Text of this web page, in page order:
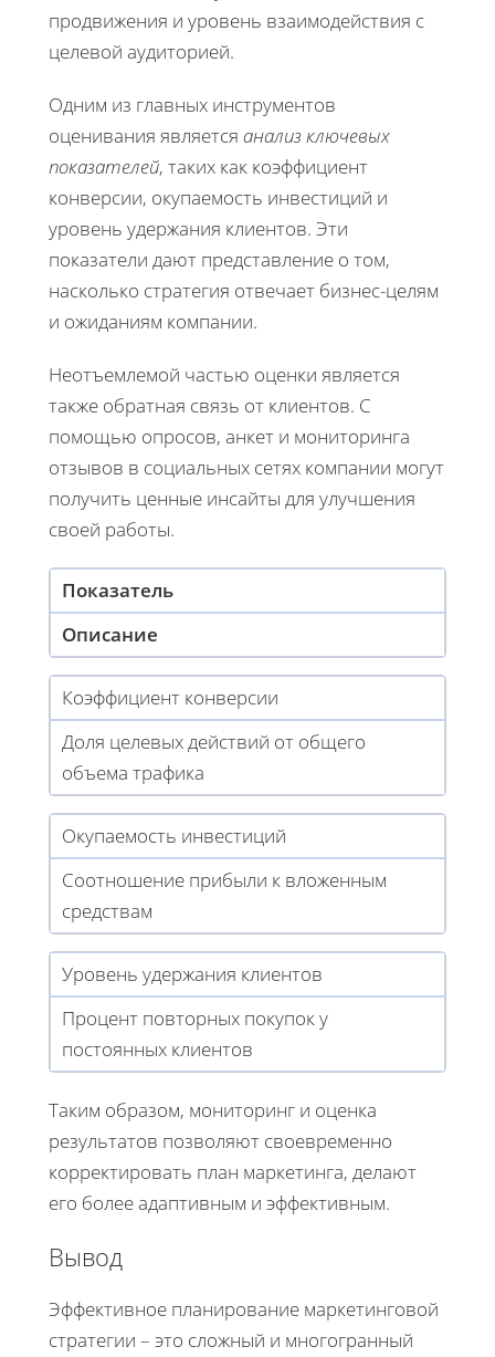
продвижения и уровень взаимодействия с
целевой аудиторией.
Одним из главных инструментов
оценивания является анализ ключевых
показателей, таких как коэффициент
конверсии, окупаемость инвестиций и
уровень удержания клиентов. Эти
показатели дают представление о том,
насколько стратегия отвечает бизнес-целям
и ожиданиям компании.
Неотъемлемой частью оценки является
также обратная связь от клиентов. С
помощью опросов, анкет и мониторинга
отзывов в социальных сетях компании могут
получить ценные инсайты для улучшения
своей работы.
Показатель
Описание
Коэффициент конверсии
Доля целевых действий от общего
объема трафика
Окупаемость инвестиций
Соотношение прибыли к вложенным
средствам
Уровень удержания клиентов
Процент повторных покупок у
постоянных клиентов
Таким образом, мониторинг и оценка
результатов позволяют своевременно
корректировать план маркетинга, делают
его более адаптивным и эффективным.
Вывод
Эффективное планирование маркетинговой
стратегии – это сложный и многогранный